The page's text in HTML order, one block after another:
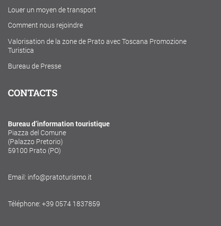
Louer un moyen de transport
Comment nous rejoindre
Valorisation de la zone de Prato avec Toscana Promozione
Turistica
Bureau de Presse
CONTACTS
Bureau d’information touristique
Piazza del Comune
(Palazzo Pretorio)
59100 Prato (PO)
Email: info@pratoturismo.it
Téléphone: +39 0574 1837859